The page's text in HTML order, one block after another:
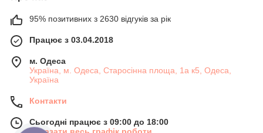
95% позитивних з 2630 відгуків за рік
Працює з 03.04.2018
м. Одеса
Україна, м. Одеса, Старосінна площа, 1а к5, Одеса,
Україна
Контакти
Сьогодні працює з 09:00 до 18:00